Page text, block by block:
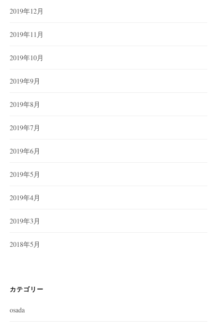
2019年12月
2019年11月
2019年10月
2019年9月
2019年8月
2019年7月
2019年6月
2019年5月
2019年4月
2019年3月
2018年5月
カテゴリー
osada